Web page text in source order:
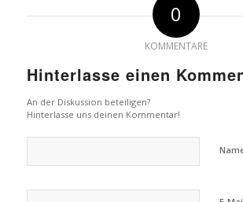
0
KOMMENTARE
Hinterlasse einen
An der Diskussion beteiligen?
Hinterlasse uns deinen Kommentar!